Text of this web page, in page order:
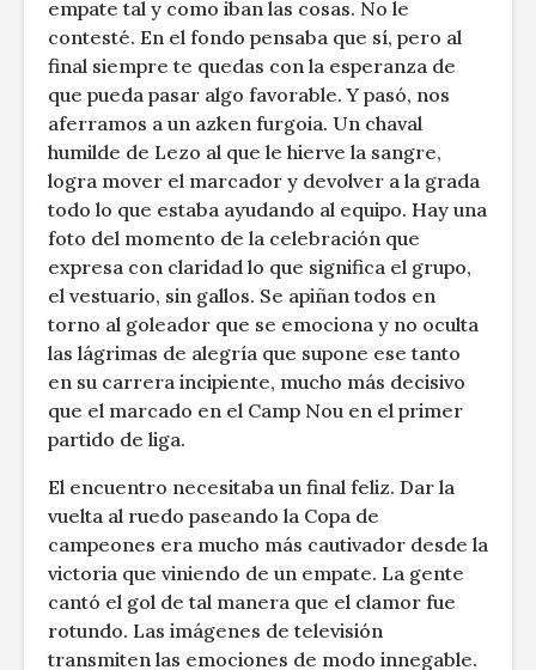
empate tal y como iban las cosas. No le
contesté. En el fondo pensaba que sí, pero al
final siempre te quedas con la esperanza de
que pueda pasar algo favorable. Y pasó, nos
aferramos a un azken furgoia. Un chaval
humilde de Lezo al que le hierve la sangre,
logra mover el marcador y devolver a la grada
todo lo que estaba ayudando al equipo. Hay una
foto del momento de la celebración que
expresa con claridad lo que significa el grupo,
el vestuario, sin gallos. Se apiñan todos en
torno al goleador que se emociona y no oculta
las lágrimas de alegría que supone ese tanto
en su carrera incipiente, mucho más decisivo
que el marcado en el Camp Nou en el primer
partido de liga.
El encuentro necesitaba un final feliz. Dar la
vuelta al ruedo paseando la Copa de
campeones era mucho más cautivador desde la
victoria que viniendo de un empate. La gente
cantó el gol de tal manera que el clamor fue
rotundo. Las imágenes de televisión
transmiten las emociones de modo innegable.